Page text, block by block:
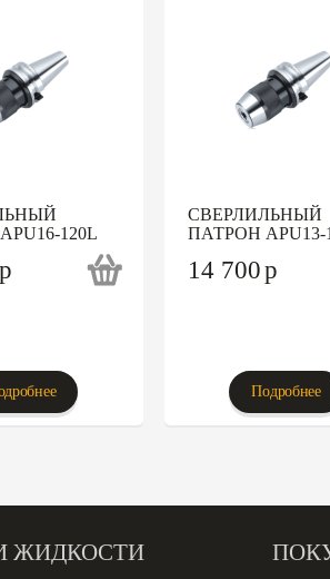
120L
p
СВЕРЛИЛЬНЫЙ
ПАТРОН APU13-
14 700p
Подробнее
ЖИДКОСТИ